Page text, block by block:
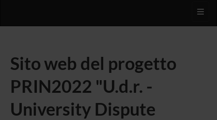
Sito web del progetto
PRIN2022 "U.d.r. -
University Dispute